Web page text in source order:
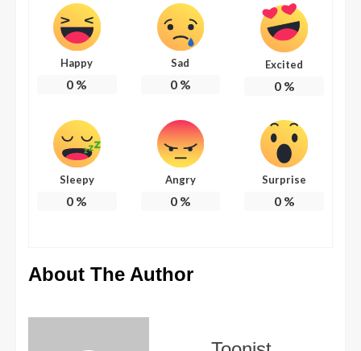
Happy
0 %
Sad
0%
Excited
0%
Sleepy
0 %
Angry
0%
Surprise
0%
About The Author